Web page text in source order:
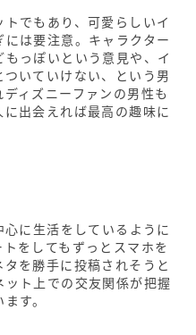
でもあり、可愛らしいイ
は要注意。キャラクター
っぽいという意見や、イ
いていけない、という男
ィズニーファンの男性も
出会えれば最高の趣味に
に生活をしているように
をしてもずっとスマホを
を勝手に投稿されそうと
ト上での交友関係が把握
す。